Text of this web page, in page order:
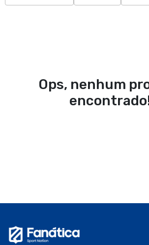
Ops, nenhum